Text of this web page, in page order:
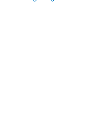
gegenrechnet: